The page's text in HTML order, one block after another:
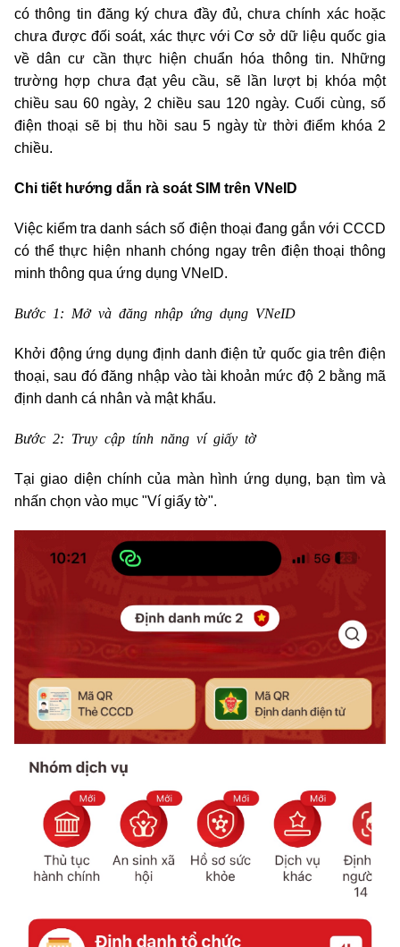
có thông tin đăng ký chưa đầy đủ, chưa chính xác hoặc
chưa được đối soát, xác thực với Cơ sở dữ liệu quốc gia
về dân cư cần thực hiện chuẩn hóa thông tin. Những
trường hợp chưa đạt yêu cầu, sẽ lần lượt bị khóa một
chiều sau 60 ngày, 2 chiều sau 120 ngày. Cuối cùng, số
điện thoại sẽ bị thu hồi sau 5 ngày từ thời điểm khóa 2
chiều.
Chi tiết hướng dẫn rà soát SIM trên VNeID
Việc kiểm tra danh sách số điện thoại đang gắn với CCCD
có thể thực hiện nhanh chóng ngay trên điện thoại thông
minh thông qua ứng dụng VNeID.
Bước 1: Mở và đăng nhập ứng dụng VNeID
Khởi động ứng dụng định danh điện tử quốc gia trên điện
thoại, sau đó đăng nhập vào tài khoản mức độ 2 bằng mã
định danh cá nhân và mật khẩu.
Bước 2: Truy cập tính năng ví giấy tờ
Tại giao diện chính của màn hình ứng dụng, bạn tìm và
nhấn chọn vào mục "Ví giấy tờ".